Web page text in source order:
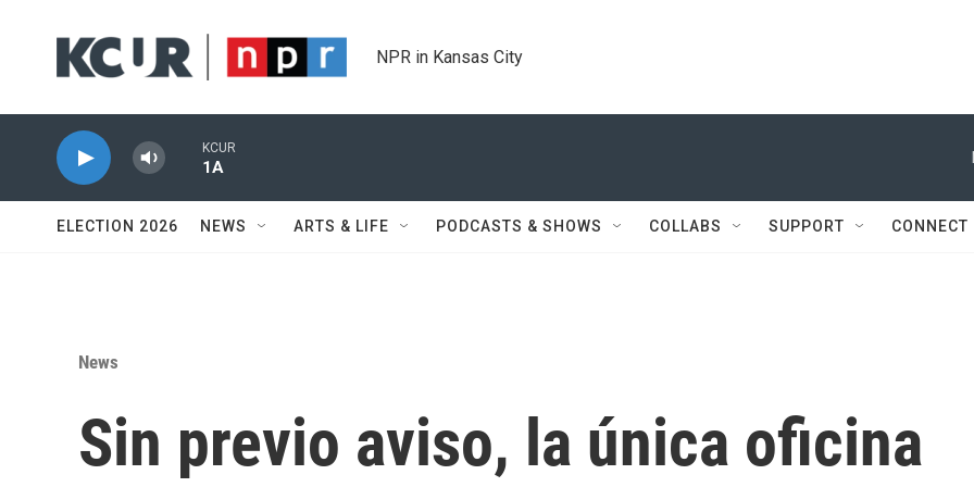
NPR in Kansas City
KCUR
1A
ELECTION 2026 NEWS ARTS & LIFE PODCASTS & SHOWS COLLABS SUPPORT CONNECT
News
Sin previo aviso, la única oficina